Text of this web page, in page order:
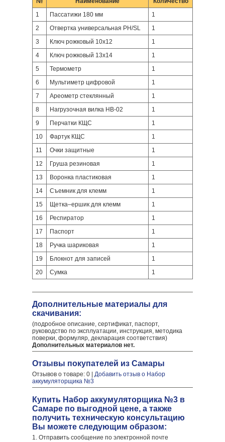
1
Пассатижи 180 мм
1
2
Отвертка универсальная РН/SL
1
3
Ключ рожковый 10х12
1
4
Ключ рожковый 13х14
1
5
Термометр
1
6
Мультиметр цифровой
1
7
Ареометр стеклянный
1
8
Нагрузочная вилка НВ-02
1
9
Перчатки КЩС
1
10
Фартук КЩС
1
11
Очки защитные
1
12
Груша резиновая
1
13
Воронка пластиковая
1
14
Съемник для клемм
1
15
Щетка–ершик для клемм
1
16
Респиратор
1
17
Паспорт
1
18
Ручка шариковая
1
19
Блокнот для записей
1
20
Сумка 1
Дополнительные материалы для
скачивания:
(подробное описание, сертификат, паспорт,
руководство по эксплуатации, инструкция, методика
поверки, формуляр, декларация соответствия)
Дополнительных материалов нет.
Отзывы покупателей из Самары
Отзывов о товаре: 0 | Добавить отзыв о Набор
аккумуляторщика №3
Купить Набор аккумуляторщика №3 в
Самаре по выгодной цене, а также
получить техническую консультацию
Вы можете следующим образом:
1. Отправить сообщение по электронной почте